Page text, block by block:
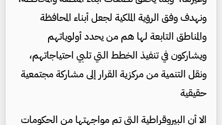
ونهدف وفق الرؤية الملكية لجعل أبناء المحافظة
والمناطق التابعة لها هم من يحدد أولوياتهم
ويشاركون في تنفيذ الخطط التي تلبي احتياجاتهم،
ونقل التنمية من مركزية القرار إلى مشاركة مجتمعية
حقيقية
الا أن البيروقراطية التي تم مواجهتها من الحكومات